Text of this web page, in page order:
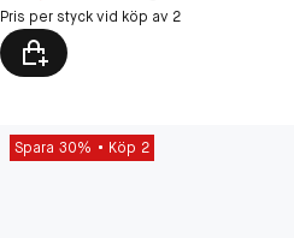
Pris per styck vid köp av 2
Spara 30% Köp 2